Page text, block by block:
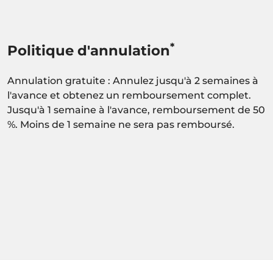
Politique d'annulation*
Annulation gratuite : Annulez jusqu'à 2 semaines à
l'avance et obtenez un remboursement complet.
Jusqu'à 1 semaine à l'avance, remboursement de 50
%. Moins de 1 semaine ne sera pas remboursé.